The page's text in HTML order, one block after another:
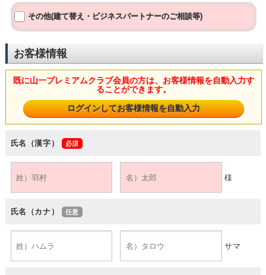
その他(建て替え・ビジネスパートナーのご相談等)
お客様情報
既に山一プレミアムクラブ会員の方は、お客様情報を自動入力す
ることができます。
氏名（漢字）
様
氏名（カナ）
サマ